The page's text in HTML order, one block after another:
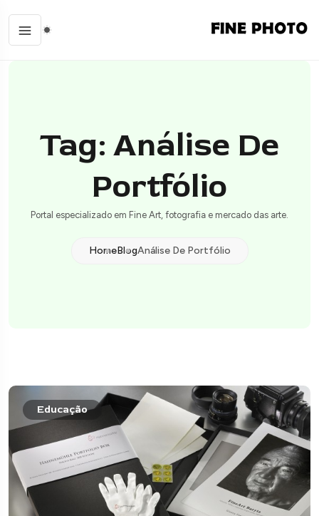
Tag: Análise De
Portfólio
Portal especializado em Fine Art, fotografia e mercado das arte.
HomeBlogAnálise De Portfólio
Educação